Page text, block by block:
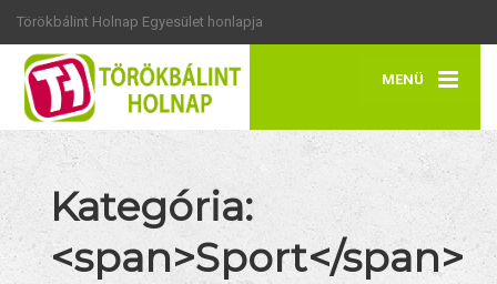
Törökbálint Holnap Egyesület honlapja
MENÜ
Kategória:
<span>Sport</span>